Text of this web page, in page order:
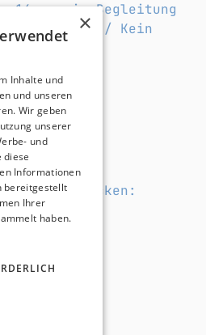
16 nur in Begleitung
Person / Kein
> A4
checken:
×
Inhalte und
und unseren
Wir geben
unserer
und
diese
Informationen
bereitgestellt
Ihrer
haben.